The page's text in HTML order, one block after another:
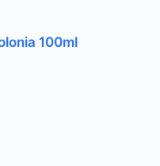
100ml